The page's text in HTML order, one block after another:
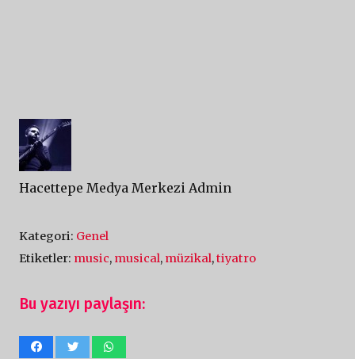
Hacettepe Medya Merkezi Admin
Kategori: Genel
Etiketler: music, musical, müzikal,tiyatro
Bu yazıyı paylaşın: